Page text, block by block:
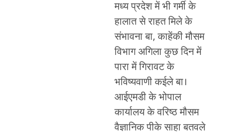
मध्य प्रदेश में भी गर्मी के
हालात से राहत मिले के
संभावना बा, काहेंकी मौसम
विभाग अगिला कुछ दिन में
पारा में गिरावट के
भविष्यवाणी कईले बा।
आईएमडी के भोपाल
कार्यालय के वरिष्ठ मौसम
वैज्ञानिक पीके साहा बतवले